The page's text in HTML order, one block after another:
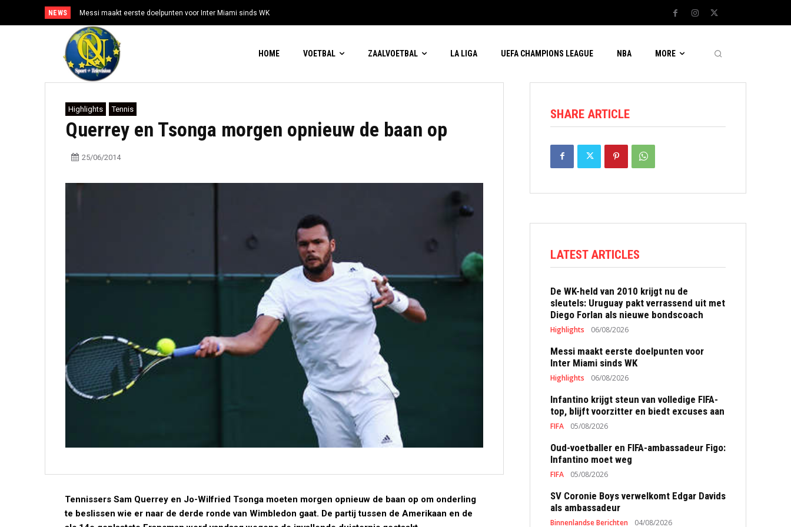
NEWS Messi maakt eerste doelpunten voor Inter Miami sinds WK
HOME VOETBAL ZAALVOETBAL LA LIGA UEFA CHAMPIONS LEAGUE NBA MORE
Highlights Tennis
Querrey en Tsonga morgen opnieuw de baan op
25/06/2014
Tennissers Sam Querrey en Jo-Wilfried Tsonga moeten morgen opnieuw de baan op om onderling
te beslissen wie er naar de derde ronde van Wimbledon gaat. De partij tussen de Amerikaan en de
SHARE ARTICLE
LATEST ARTICLES
De WK-held van 2010 krijgt nu de
sleutels: Uruguay pakt verrassend uit met
Diego Forlan als nieuwe bondscoach
Highlights 06/08/2026
Messi maakt eerste doelpunten voor
Inter Miami sinds WK
Highlights 06/08/2026
Infantino krijgt steun van volledige FIFA-
top, blijft voorzitter en biedt excuses aan
FIFA 05/08/2026
Oud-voetballer en FIFA-ambassadeur Figo:
Infantino moet weg
FIFA 05/08/2026
SV Coronie Boys verwelkomt Edgar Davids
als ambassadeur
Binnenlandse Berichten 04/08/2026